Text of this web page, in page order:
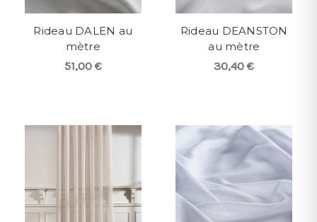
Rideau DALEN au
mètre
51,00 €
Rideau DEANSTON
au mètre
30,40 €